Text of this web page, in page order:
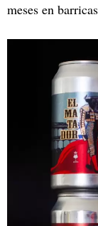
meses en